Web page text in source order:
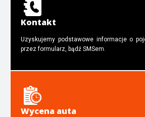
Kontakt
Uzyskujemy podstawowe informacje o
przez formularz, bądź SMSem.
Wycena auta